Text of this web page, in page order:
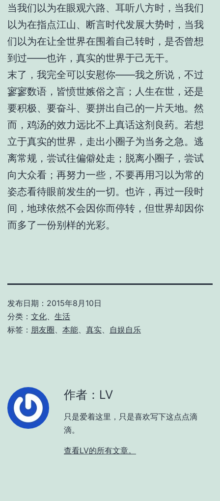
当我们以为在眼观六路、耳听八方时，当我们
以为在指点江山、断言时代发展大势时，当我
们以为在让全世界在围着自己转时，是否曾想
到过——也许，真实的世界于己无干。
末了，我完全可以安慰你——我之所说，不过
寥寥数语，皆愤世嫉俗之言；人生在世，还是
要积极、要奋斗、要拼出自己的一片天地。然
而，鸡汤的效力远比不上真话这剂良药。若想
立于真实的世界，走出小圈子为当务之急。逃
离常规，尝试往偏僻处走；脱离小圈子，尝试
向大众看；再努力一些，不要再用习以为常的
姿态看待眼前发生的一切。也许，再过一段时
间，地球依然不会因你而停转，但世界却因你
而多了一份别样的光彩。
发布日期： 2015年8月10日
分类： 文化
生活
标签： 朋友圈 本能 真实 自娱自乐
作者：LV
只是爱着这里，只是喜欢写下这点点滴
滴。
查看LV的所有文章。